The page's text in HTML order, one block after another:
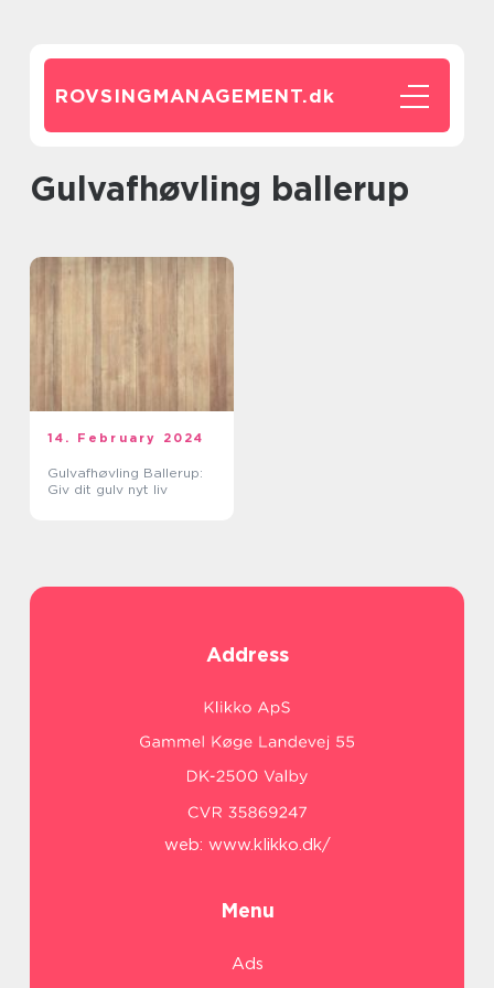
ROVSINGMANAGEMENT.dk
gulvafhøvling ballerup
14. February 2024
Gulvafhøvling Ballerup:
Giv dit gulv nyt liv
Address
web: www.klikko.dk/
Menu
Ads